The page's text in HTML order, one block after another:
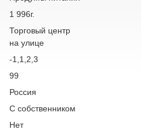
1 996г.
Торговый центр
на улице
-1,1,2,3
99
Россия
C собственником
Нет